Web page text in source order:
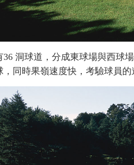
洞球道，分成東球場與西球
同時果嶺速度快，考驗球員的